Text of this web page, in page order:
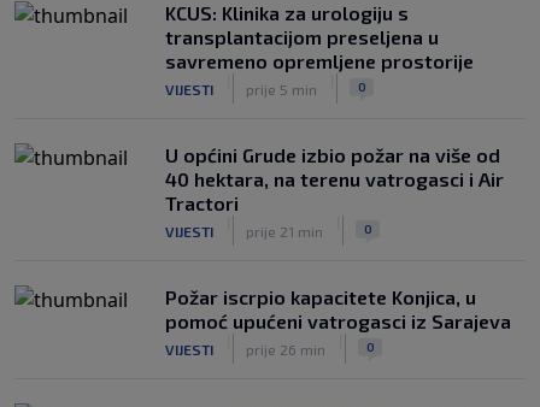
u bikiniju (FOTO+VIDEO)
OSTALI SPORTOVI
|
prije 3 h
| 0
KCUS: Klinika za urologiju s
transplantacijom preseljena u
savremeno opremljene prostorije
VIJESTI prije 5 min 0
U općini Grude izbio požar na više od
40 hektara, na terenu vatrogasci i Air
Tractori
VIJESTI prije 21 min 0
Požar iscrpio kapacitete Konjica, u
pomoć upućeni vatrogasci iz Sarajeva
VIJESTI prije 26 min 0